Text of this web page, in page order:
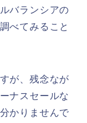
バランシアの
べてみること
が、残念なが
ナスセールな
かりませんで